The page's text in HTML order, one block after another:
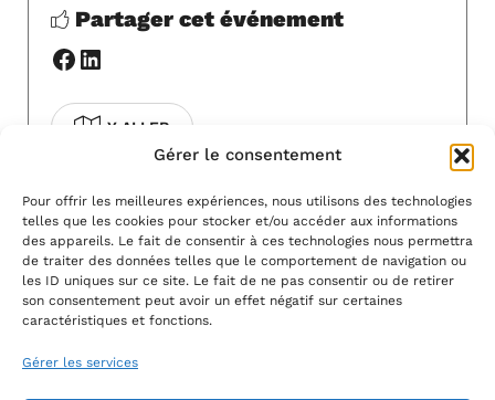
Gérer le consentement
Pour offrir les meilleures expériences, nous utilisons des technologies
telles que les cookies pour stocker et/ou accéder aux informations
des appareils. Le fait de consentir à ces technologies nous permettra
de traiter des données telles que le comportement de navigation ou
les ID uniques sur ce site. Le fait de ne pas consentir ou de retirer
son consentement peut avoir un effet négatif sur certaines
caractéristiques et fonctions.
Gérer les services
Partager cet événement
Facebook
LinkedIn
Y ALLER
Pour modifier cet événement, contactez-
nous à l'adresseinfo@artsvivants11.fr.